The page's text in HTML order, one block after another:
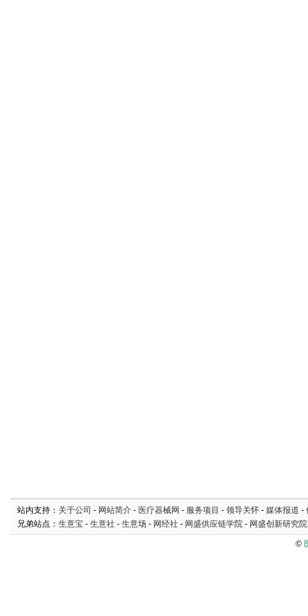
站内支持： 关于公司 - 网站简介 - 医疗器械网 - 服务项目 - 领导关怀 - 媒体报道 -
兄弟站点： 生意宝 - 生意社 - 生意场 - 网经社 - 网盛供应链学院 - 网盛创新研究院
©